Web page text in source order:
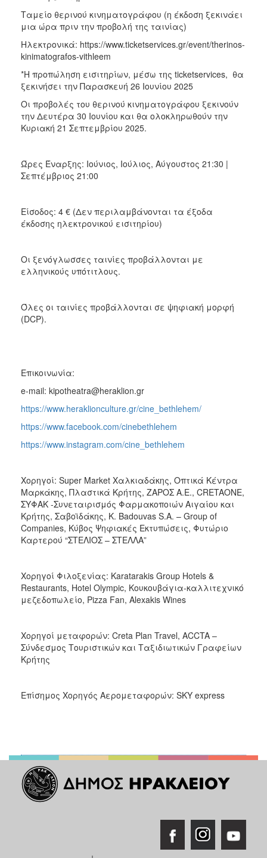
Ταμείο θερινού κινηματογράφου (η έκδοση ξεκινάει
μια ώρα πριν την προβολή της ταινίας)
Ηλεκτρονικά: https://www.ticketservices.gr/event/therinos-
kinimatografos-vithleem
*Η προπώληση εισιτηρίων, μέσω της ticketservices, θα
ξεκινήσει την Παρασκευή 26 Ιουνίου 2025
Οι προβολές του θερινού κινηματογράφου ξεκινούν
την Δευτέρα 30 Ιουνίου και θα ολοκληρωθούν την
Κυριακή 21 Σεπτεμβρίου 2025.
Ώρες Έναρξης: Ιούνιος, Ιούλιος, Αύγουστος 21:30 |
Σεπτέμβριος 21:00
Είσοδος: 4 € (Δεν περιλαμβάνονται τα έξοδα
έκδοσης ηλεκτρονικού εισιτηρίου)
Οι ξενόγλωσσες ταινίες προβάλλονται με
ελληνικούς υπότιτλους.
Όλες οι ταινίες προβάλλονται σε ψηφιακή μορφή
(DCP).
Επικοινωνία:
e-mail: kipotheatra@heraklion.gr
https://www.heraklionculture.gr/cine_bethlehem/
https://www.facebook.com/cinebethlehem
https://www.instagram.com/cine_bethlehem
Χορηγοί: Super Market Χαλκιαδάκης, Οπτικά Κέντρα
Μαρκάκης, Πλαστικά Κρήτης, ΖΑΡΟΣ Α.Ε., CRETAONE,
ΣΥΦΑΚ -Συνεταιρισμός Φαρμακοποιών Αιγαίου και
Κρήτης, Σαβοϊδάκης, K. Badouvas S.A. – Group of
Companies, Κύβος Ψηφιακές Εκτυπώσεις, Φυτώριο
Καρτερού “ΣΤΕΛΙΟΣ – ΣΤΕΛΛΑ”
Χορηγοί Φιλοξενίας: Karatarakis Group Hotels &
Restaurants, Hotel Olympic, Κουκουβάγια-καλλιτεχνικό
μεζεδοπωλείο, Pizza Fan, Alexakis Wines
Χορηγοί μεταφορών: Creta Plan Travel, ACCTA –
Σύνδεσμος Τουριστικών και Ταξιδιωτικών Γραφείων
Κρήτης
Επίσημος Χορηγός Αερομεταφορών: SKY express